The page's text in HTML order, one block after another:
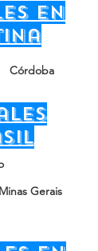
en
Córdoba
Minas Gerais